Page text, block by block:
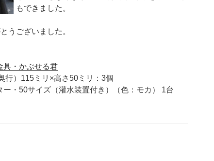
もできました。
うございました。
具・かぶせる君
行）115ミリ×高さ50ミリ：3個
ー・50サイズ（灌水装置付き）（色：モカ） 1台